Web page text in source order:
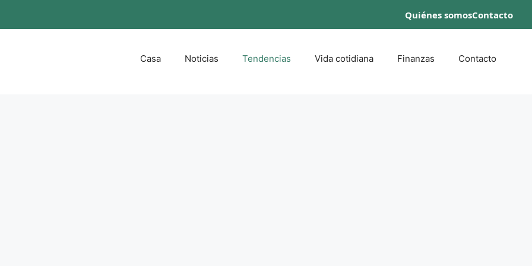
Quiénes somosContacto
Casa Noticias Tendencias Vida cotidiana Finanzas Contacto